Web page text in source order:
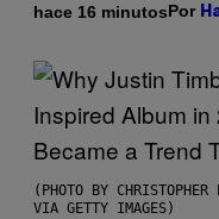
hace 16 minutosPor
(PHOTO BY CHRISTOPHER
VIA GETTY IMAGES)